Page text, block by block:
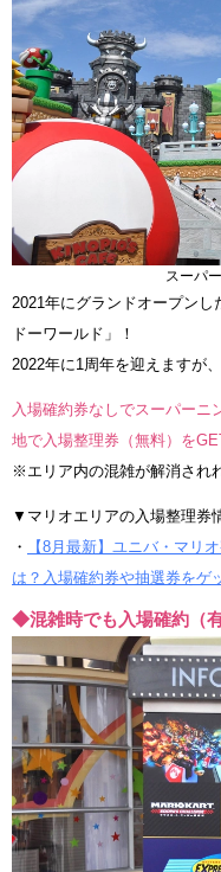
スーパ
2021年にグランドオープン
ドーワールド」！
2022年に1周年を迎えますが
入場確約券なしでスーパーニ
地で入場整理券（無料）を
※エリア内の混雑が解消され
▼マリオエリアの入場整理券
・
【8月最新】ユニバ・マリ
は？入場確約券や抽選券をゲ
◆混雑時でも入場確約（